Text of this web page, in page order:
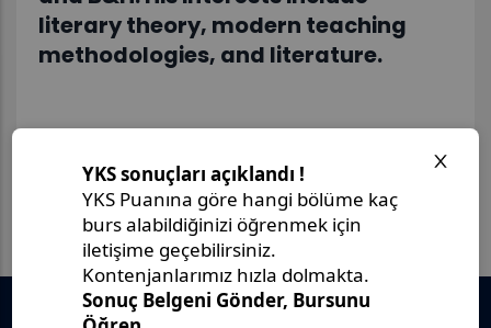
literary theory, modern teaching
methodologies, and literature.